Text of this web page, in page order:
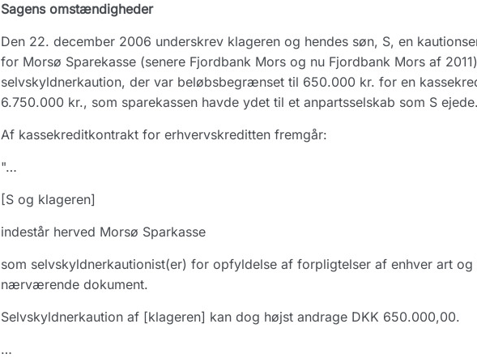
Sagens omstændigheder
Den 22. december 2006 underskrev klageren og hendes søn, S, en
for Morsø Sparekasse (senere Fjordbank Mors og nu Fjordbank Mors af
selvskyldnerkaution, der var beløbsbegrænset til 650.000 kr. for en
6.750.000 kr., som sparekassen havde ydet til et anpartsselskab som S ejede.
Af kassekreditkontrakt for erhvervskreditten fremgår:
"…
[S og klageren]
indestår herved Morsø Sparkasse
som selvskyldnerkautionist(er) for opfyldelse af forpligtelser af enhver art
nærværende dokument.
Selvskyldnerkaution af [klageren] kan dog højst andrage DKK 650.000,00.
…